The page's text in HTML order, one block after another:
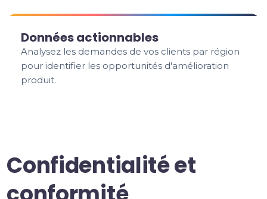
Données actionnables
Analysez les demandes de vos clients par région
pour identifier les opportunités d'amélioration
produit.
Confidentialité et